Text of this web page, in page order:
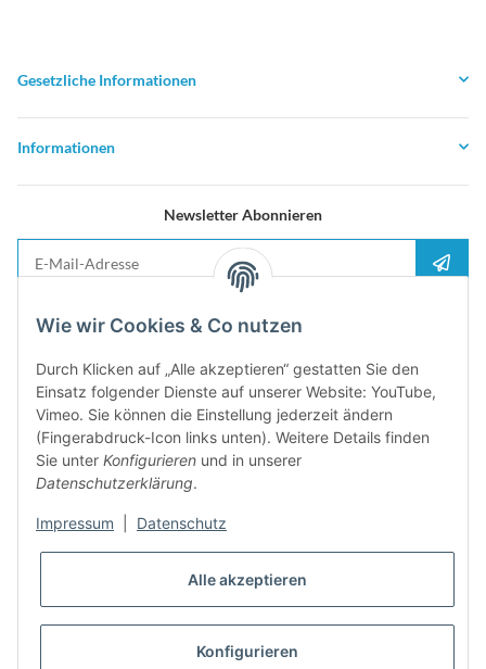
Wie wir Cookies & Co nutzen
Durch Klicken auf „Alle akzeptieren“ gestatten Sie den
Einsatz folgender Dienste auf unserer Website: YouTube,
Vimeo. Sie können die Einstellung jederzeit ändern
(Fingerabdruck-Icon links unten). Weitere Details finden
Sie unter Konfigurieren und in unserer
Datenschutzerklärung.
Impressum Datenschutz
Alle akzeptieren
Konfigurieren
Gesetzliche Informationen
Informationen
Newsletter Abonnieren
Bitte senden Sie mir entsprechend Ihrer
jederzeit widerruflich Informationen zu Ihrem Produktsortiment per E-Mail zu.
Newsletter abonieren und5%Rabatt-Guschein erhalten. Für Ihren
nächsten Einkauf. Den Gutschein erhalten Sie per Email nach der
erfolgreichen Bestätigung Ihrer Email-Adresse